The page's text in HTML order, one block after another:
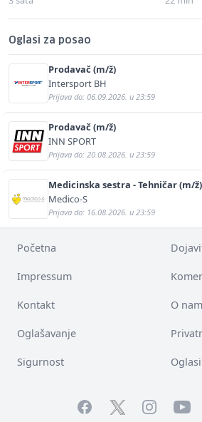
Oglasi za posao
Prodavač (m/ž)
Intersport BH
Prijava do: 06.09.2026. u 23:59
Prodavač (m/ž)
INN SPORT
Prijava do: 20.08.2026. u 23:59
Medicinska sestra - Tehničar (m/ž)
Medico-S
Prijava do: 16.08.2026. u 23:59
Početna
Impressum
Kontakt O
Oglašavanje
Sigurnost
FacebookTwitterInstagram